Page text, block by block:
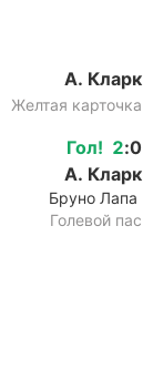
А. Кларк
Желтая карточка
Гол! 2:0
А. Кларк
Бруно Лапа
Голевой пас